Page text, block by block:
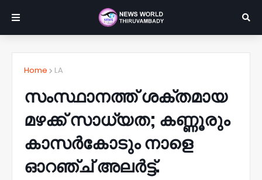
Home LA
സംസ്ഥാനത്ത് ശക്തമായ
മഴക്ക് സാധ്യത; കണ്ണൂരും
കാസർകോടും നാളെ
ഓറഞ്ച് അലർട്ട്.